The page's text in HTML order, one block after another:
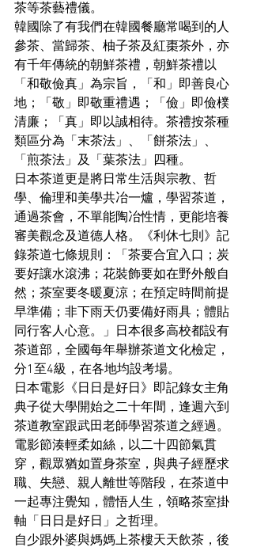
茶等茶藝禮儀。
韓國除了有我們在韓國餐廳常喝到的人
參茶、當歸茶、柚子茶及紅棗茶外，亦
有千年傳統的朝鮮茶禮，朝鮮茶禮以
「和敬儉真」為宗旨，「和」即善良心
地；「敬」即敬重禮遇；「儉」即儉樸
清廉；「真」即以誠相待。茶禮按茶種
類區分為「末茶法」、「餅茶法」、
「煎茶法」及「葉茶法」四種。
日本茶道更是將日常生活與宗教、哲
學、倫理和美學共冶一爐，學習茶道，
通過茶會，不單能陶冶性情，更能培養
審美觀念及道德人格。《利休七則》記
錄茶道七條規則：「茶要合宜入口；炭
要好讓水滾沸；花裝飾要如在野外般自
然；茶室要冬暖夏涼；在預定時間前提
早準備；非下雨天仍要備好雨具；體貼
同行客人心意。」日本很多高校都設有
茶道部，全國每年舉辦茶道文化檢定，
分1至4級，在各地均設考場。
日本電影《日日是好日》即記錄女主角
典子從大學開始之二十年間，逢週六到
茶道教室跟武田老師學習茶道之經過。
電影節湊輕柔如絲，以二十四節氣貫
穿，觀眾猶如置身茶室，與典子經歷求
職、失戀、親人離世等階段，在茶道中
一起專注覺知，體悟人生，領略茶室掛
軸「日日是好日」之哲理。
自少跟外婆與媽媽上茶樓天天飲茶，後